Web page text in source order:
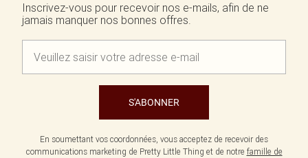
Inscrivez-vous pour recevoir nos e-mails, afin de ne
jamais manquer nos bonnes offres.
S'ABONNER
En soumettant vos coordonnées, vous acceptez de recevoir des
communications marketing de Pretty Little Thing et de notre famille de